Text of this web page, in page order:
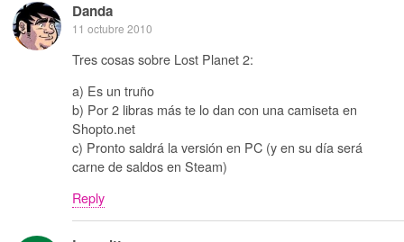
Danda
11 octubre 2010
Tres cosas sobre Lost Planet 2:
a) Es un truño
b) Por 2 libras más te lo dan con una camiseta en
Shopto.net
c) Pronto saldrá la versión en PC (y en su día será
carne de saldos en Steam)
Reply